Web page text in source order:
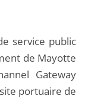
service public
de Mayotte
Gateway
portuaire de